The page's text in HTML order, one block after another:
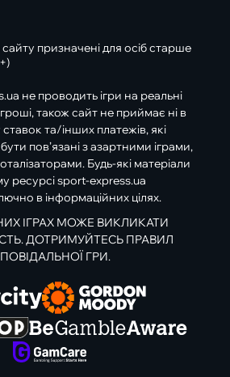
призначені для осіб старше
не проводить ігри на реальні
також сайт не приймає ні в
та/інших платежів, які
пов’язані з азартними іграми,
Будь-які матеріали
ресурсі sport-express.ua
в інформаційних цілях.
ІГРАХ МОЖЕ ВИКЛИКАТИ
ДОТРИМУЙТЕСЬ ПРАВИЛ
ГРИ.